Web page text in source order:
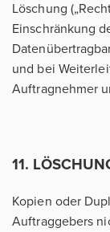
Löschung
Einschränkung
und bei
Auftragnehmer
11.
Kopien oder
Auftraggebers